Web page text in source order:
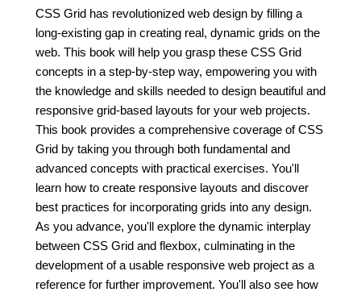
CSS Grid has revolutionized web design by filling a
long-existing gap in creating real, dynamic grids on the
web. This book will help you grasp these CSS Grid
concepts in a step-by-step way, empowering you with
the knowledge and skills needed to design beautiful and
responsive grid-based layouts for your web projects.
This book provides a comprehensive coverage of CSS
Grid by taking you through both fundamental and
advanced concepts with practical exercises. You'll
learn how to create responsive layouts and discover
best practices for incorporating grids into any design.
As you advance, you'll explore the dynamic interplay
between CSS Grid and flexbox, culminating in the
development of a usable responsive web project as a
reference for further improvement. You'll also see how